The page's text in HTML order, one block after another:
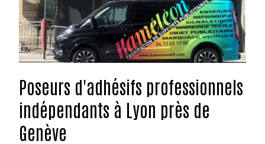
Poseurs d'adhésifs professionnels
indépendants à Lyon près de
Genève